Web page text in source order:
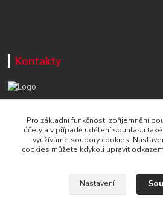
Kontakty
Po-Čt, 8-16 hod./ Pá 8-13 hod.
info@naradi-stetka.cz
Pro základní funkčnost, zpříjemnění
účely a v případě udělení souhlasu
využíváme soubory cookies.
cookies můžete kdykoli upravit
Nastavení